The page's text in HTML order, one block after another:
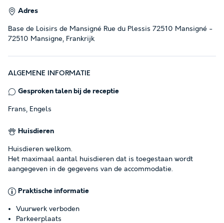
Adres
Base de Loisirs de Mansigné Rue du Plessis 72510 Mansigné -
72510 Mansigne, Frankrijk
ALGEMENE INFORMATIE
Gesproken talen bij de receptie
Frans, Engels
Huisdieren
Huisdieren welkom.
Het maximaal aantal huisdieren dat is toegestaan wordt
aangegeven in de gegevens van de accommodatie.
Praktische informatie
Vuurwerk verboden
Parkeerplaats